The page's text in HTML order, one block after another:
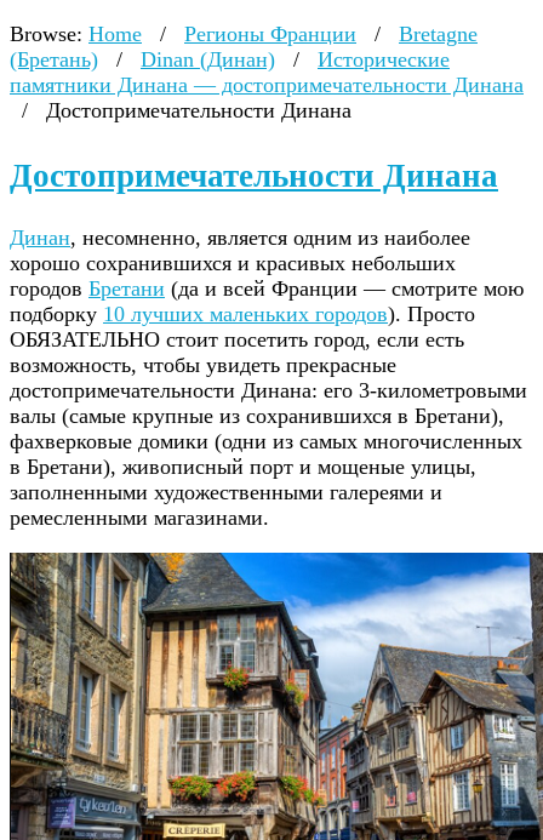
Browse: Home / Регионы Франции /
Bretagne
(Бретань)
/ Dinan (Динан) /
Исторические
памятники Динана — достопримечательности Динана
/
Достопримечательности Динана
Достопримечательности Динана
Динан, несомненно, является одним из наиболее
хорошо сохранившихся и красивых небольших
городов Бретани (да и всей Франции — смотрите мою
подборку 10 лучших маленьких городов). Просто
ОБЯЗАТЕЛЬНО стоит посетить город, если есть
возможность, чтобы увидеть прекрасные
достопримечательности Динана: его 3-километровыми
валы (самые крупные из сохранившихся в Бретани),
фахверковые домики (одни из самых многочисленных
в Бретани), живописный порт и мощеные улицы,
заполненными художественными галереями и
ремесленными магазинами.